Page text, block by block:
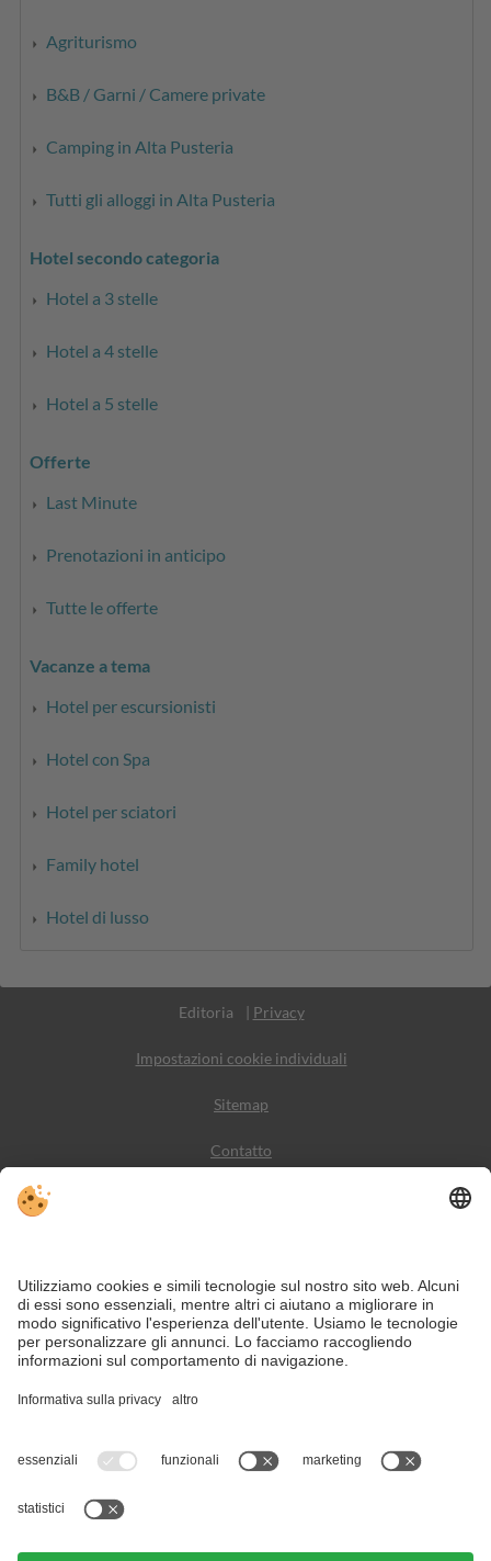
Agriturismo
B&B / Garni / Camere private
Camping in Alta Pusteria
Tutti gli alloggi in Alta Pusteria
Hotel secondo categoria
Hotel a 3 stelle
Hotel a 4 stelle
Hotel a 5 stelle
Offerte
Last Minute
Prenotazioni in anticipo
Tutte le offerte
Vacanze a tema
Hotel per escursionisti
Hotel con Spa
Hotel per sciatori
Family hotel
Hotel di lusso
Editoria
| Privacy
Impostazioni cookie individuali
Sitemap
Contatto
VIVODolomiti è il portale di viaggio per una vacanza in
montagna indimenticabile – con alloggi e offerte nelle
Dolomiti, Patrimonio Naturale dell’Umanità UNESCO.
Nonostante il lavoro accurato e il costante aggiornamento dei contenuti, si
possono verificare errori. Non garantiamo la correttezza e la completezza di
tutte le informazioni.
Per motivi di sicurezza, si prega di verificare chiedendo direttamente sul posto